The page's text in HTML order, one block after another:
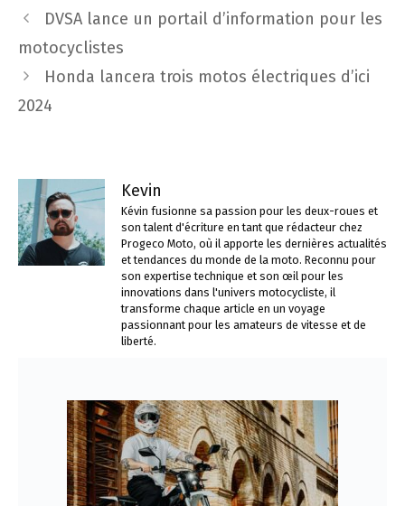
Navigation
des
DVSA lance un portail d’information pour les
motocyclistes
Honda lancera trois motos électriques d’ici
2024
Kevin
Kévin fusionne sa passion pour les deux-roues et
son talent d'écriture en tant que rédacteur chez
Progeco Moto, où il apporte les dernières actualités
et tendances du monde de la moto. Reconnu pour
son expertise technique et son œil pour les
innovations dans l'univers motocycliste, il
transforme chaque article en un voyage
passionnant pour les amateurs de vitesse et de
liberté.